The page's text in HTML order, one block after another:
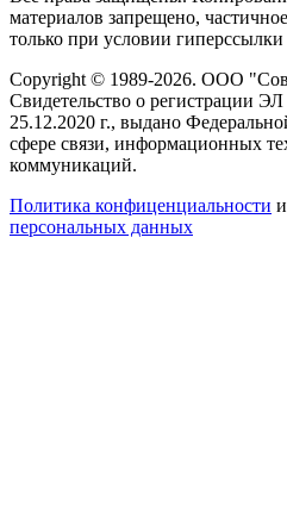
материалов запрещено,
только при условии гиперссылки
Copyright © 1989-2026. ООО
Свидетельство о регистрации
25.12.2020 г., выдано
сфере связи, информационных
коммуникаций.
Политика конфиценциальности и
персональных данных